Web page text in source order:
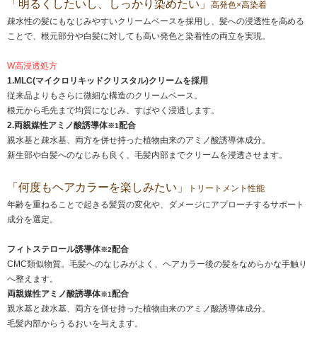
「明るくしたいし、しっかり染めたい」
高発色×高染着
疎水性の髪にもなじみやすいクリームベースを採用し、髪への浸透性を高める
ことで、根元部分や白髪に対しても高い発色と染着性の両立を実現。
W高浸透処方
1.MLC(マイクロリキッドクリスタル)クリームを採用
従来品よりもさらに微細な構造のクリームベース。
根元から毛先まで均質になじみ、すばやく浸透します。
2.両親媒性アミノ酸誘導体※1 配合
親水基と疎水基、両方を併せ持った植物由来のアミノ酸誘導体成分。
新生部や白髪へのなじみも良く、毛髪内部までクリームを浸透させます。
「何度もヘアカラーを楽しみたい」
トリートメント性能
年齢を重ねることで起きる髪質の変化や、ダメージにアプローチするサポート
成分を選定。
フィトステロール誘導体※2配合
CMC類似物質。毛髪へのなじみがよく、ヘアカラー後の髪をなめらかな手触り
へ整えます。
両親媒性アミノ酸誘導体※1 配合
親水基と疎水基、両方を併せ持った植物由来のアミノ酸誘導体成分。
毛髪内部からうるおいを与えます。